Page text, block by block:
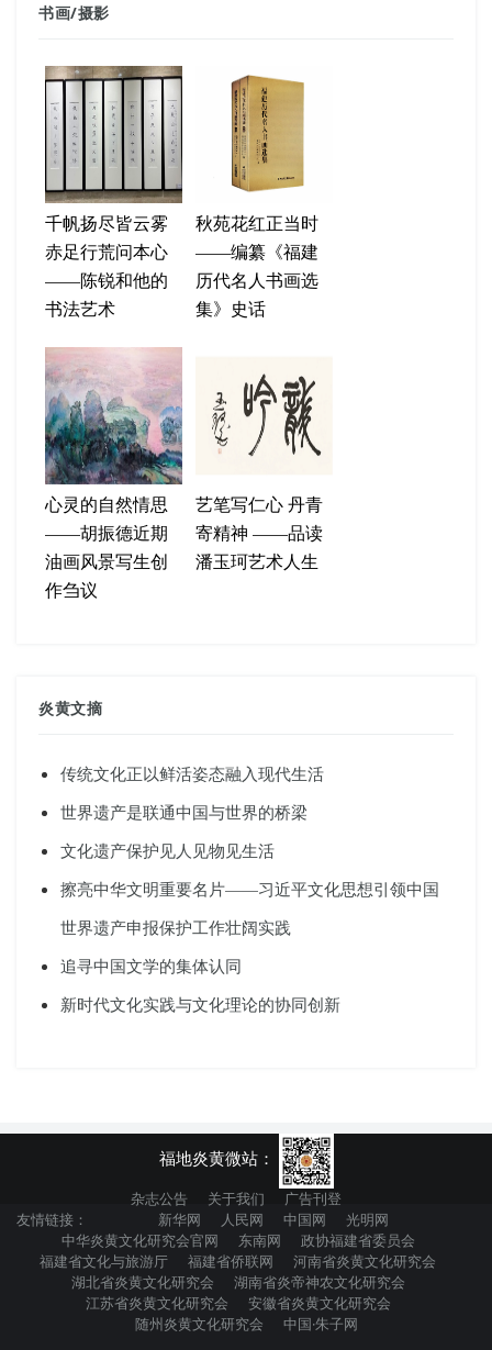
书画/摄影
千帆扬尽皆云雾
赤足行荒问本心
——陈锐和他的
书法艺术
秋苑花红正当时
——编纂《福建
历代名人书画选
集》史话
心灵的自然情思
——胡振德近期
油画风景写生创
作刍议
艺笔写仁心 丹青
寄精神 ——品读
潘玉珂艺术人生
炎黄文摘
传统文化正以鲜活姿态融入现代生活
世界遗产是联通中国与世界的桥梁
文化遗产保护见人见物见生活
擦亮中华文明重要名片——习近平文化思想引领中国
世界遗产申报保护工作壮阔实践
追寻中国文学的集体认同
新时代文化实践与文化理论的协同创新
福地炎黄微站：
杂志公告 关于我们
广告刊登
友情链接：
新华网 人民网 中国网
光明网
中华炎黄文化研究会官网
东南网
政协福建省委员会
福建省文化与旅游厅
福建省侨联网
河南省炎黄文化研究会
湖北省炎黄文化研究会
湖南省炎帝神农文化研究会
江苏省炎黄文化研究会
安徽省炎黄文化研究会
随州炎黄文化研究会
中国·朱子网